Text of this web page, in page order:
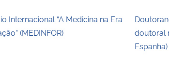
Internacional “A Medicina na Era
(MEDINFOR)
doutoral
Espanha)